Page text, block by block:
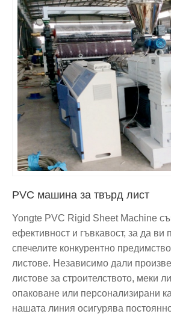
PVC машина за твърд лист
Yongte PVC Rigid Sheet Machine
ефективност и гъвкавост, за да ви
спечелите конкурентно
листове. Независимо дали
листове за строителството, меки
опаковане или персонализирани
нашата линия осигурява